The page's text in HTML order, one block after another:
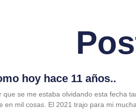
hoy hace 11 años..
que se me estaba olvidando esta fecha
en mil cosas. El 2021 trajo para mi